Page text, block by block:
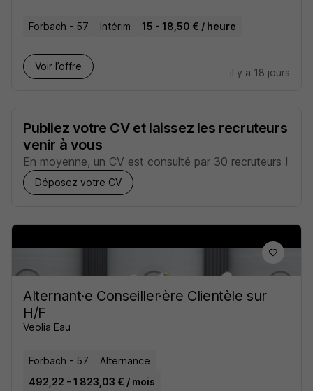
Forbach - 57 Intérim 15 - 18,50 € / heure
Voir l’offre
il y a 18 jours
Publiez votre CV et laissez les recruteurs
venir à vous
En moyenne, un CV est consulté par 30 recruteurs !
Déposez votre CV
Alternant·e Conseiller·ère Clientèle sur
H/F
Veolia Eau
Forbach - 57
Alternance
492,22 - 1 823,03 € / mois